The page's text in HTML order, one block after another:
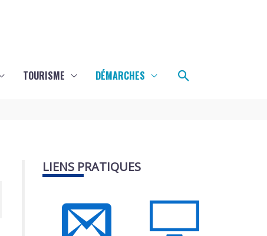
TOURISME DÉMARCHES Rechercher
LIENS PRATIQUES